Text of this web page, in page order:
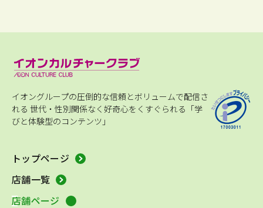
イオングループの圧倒的な信頼とボリュームで配信さ
れる 世代・性別関係なく好奇心をくすぐられる「学
びと体験型のコンテンツ」
トップページ
店舗一覧
店舗ページ